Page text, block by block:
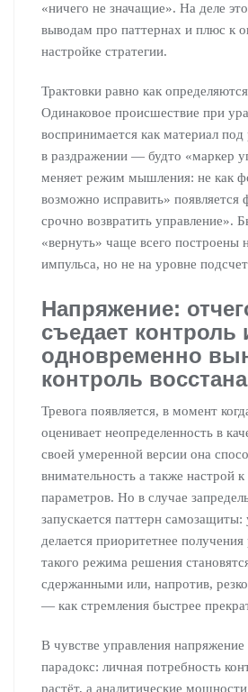
«ничего не значащие». На деле
выводам про паттернах и плюс к
настройке стратегии.
Трактовки равно как
Одинаковое происшествие при
воспринимается как материал под
в раздражении — будто «маркер
меняет режим мышления: не как
возможно исправить» появляется
срочно возвратить управление».
«вернуть» чаще всего построены
импульса, но не на уровне
Напряжение:
съедает контроль
одновременно
контроль
Тревога появляется, в момент
оценивает неопределенность в
своей умеренной версии она
внимательность а также настрой
параметров. Но в случае
запускается паттерн самозащиты:
делается приоритетнее получения
такого режима решения
сдержанными или, напротив,
— как стремления быстрее
В чувстве управления
парадокс: личная потребность
растёт, а аналитические